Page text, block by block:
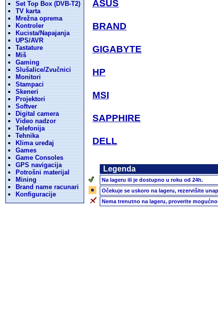
Set Top Box (DVB-T2)
TV karta
Mrežna oprema
Kontroler
Kucista/Napajanja
UPS/AVR
Tastature
Miš
Gaming
Slušalice/Zvučnici
Monitori
Stampaci
Skeneri
Projektori
Softver
Digital camera
Video nadzor
Telefonija
Tehnika
Klima uređaj
Games
Game Consoles
GPS navigacija
Potrošni materijal
Mining
Brand name racunari
Konfiguracije
ASUS
BRAND
GIGABYTE
HP
MSI
SAPPHIRE
DELL
Legenda
Na lageru ili je dostupno u roku od 24h.
Očekuje se uskoro na lageru, rezervišite
Nema trenutno na lageru, proverite